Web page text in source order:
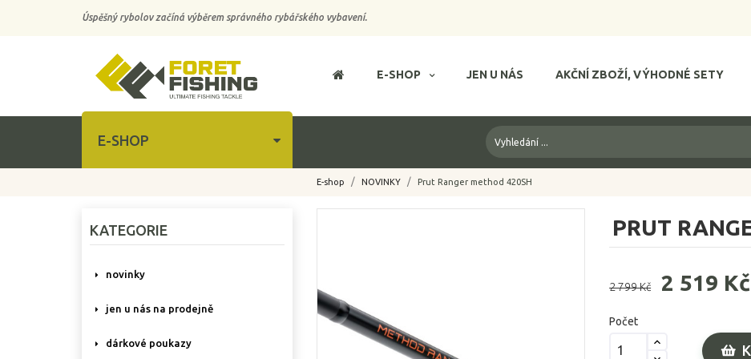
Úspěšný rybolov začíná výběrem správného rybářského vybavení.
E-SHOP JEN U NÁS AKČNÍ ZBOŽÍ, VÝHODNÉ SETY
E-SHOP
E-shop NOVINKY Prut Ranger method 420SH
KATEGORIE
novinky
jen u nás na prodejně
dárkové poukazy
PRUT
2 799 Kč 2 519 Kč
Počet